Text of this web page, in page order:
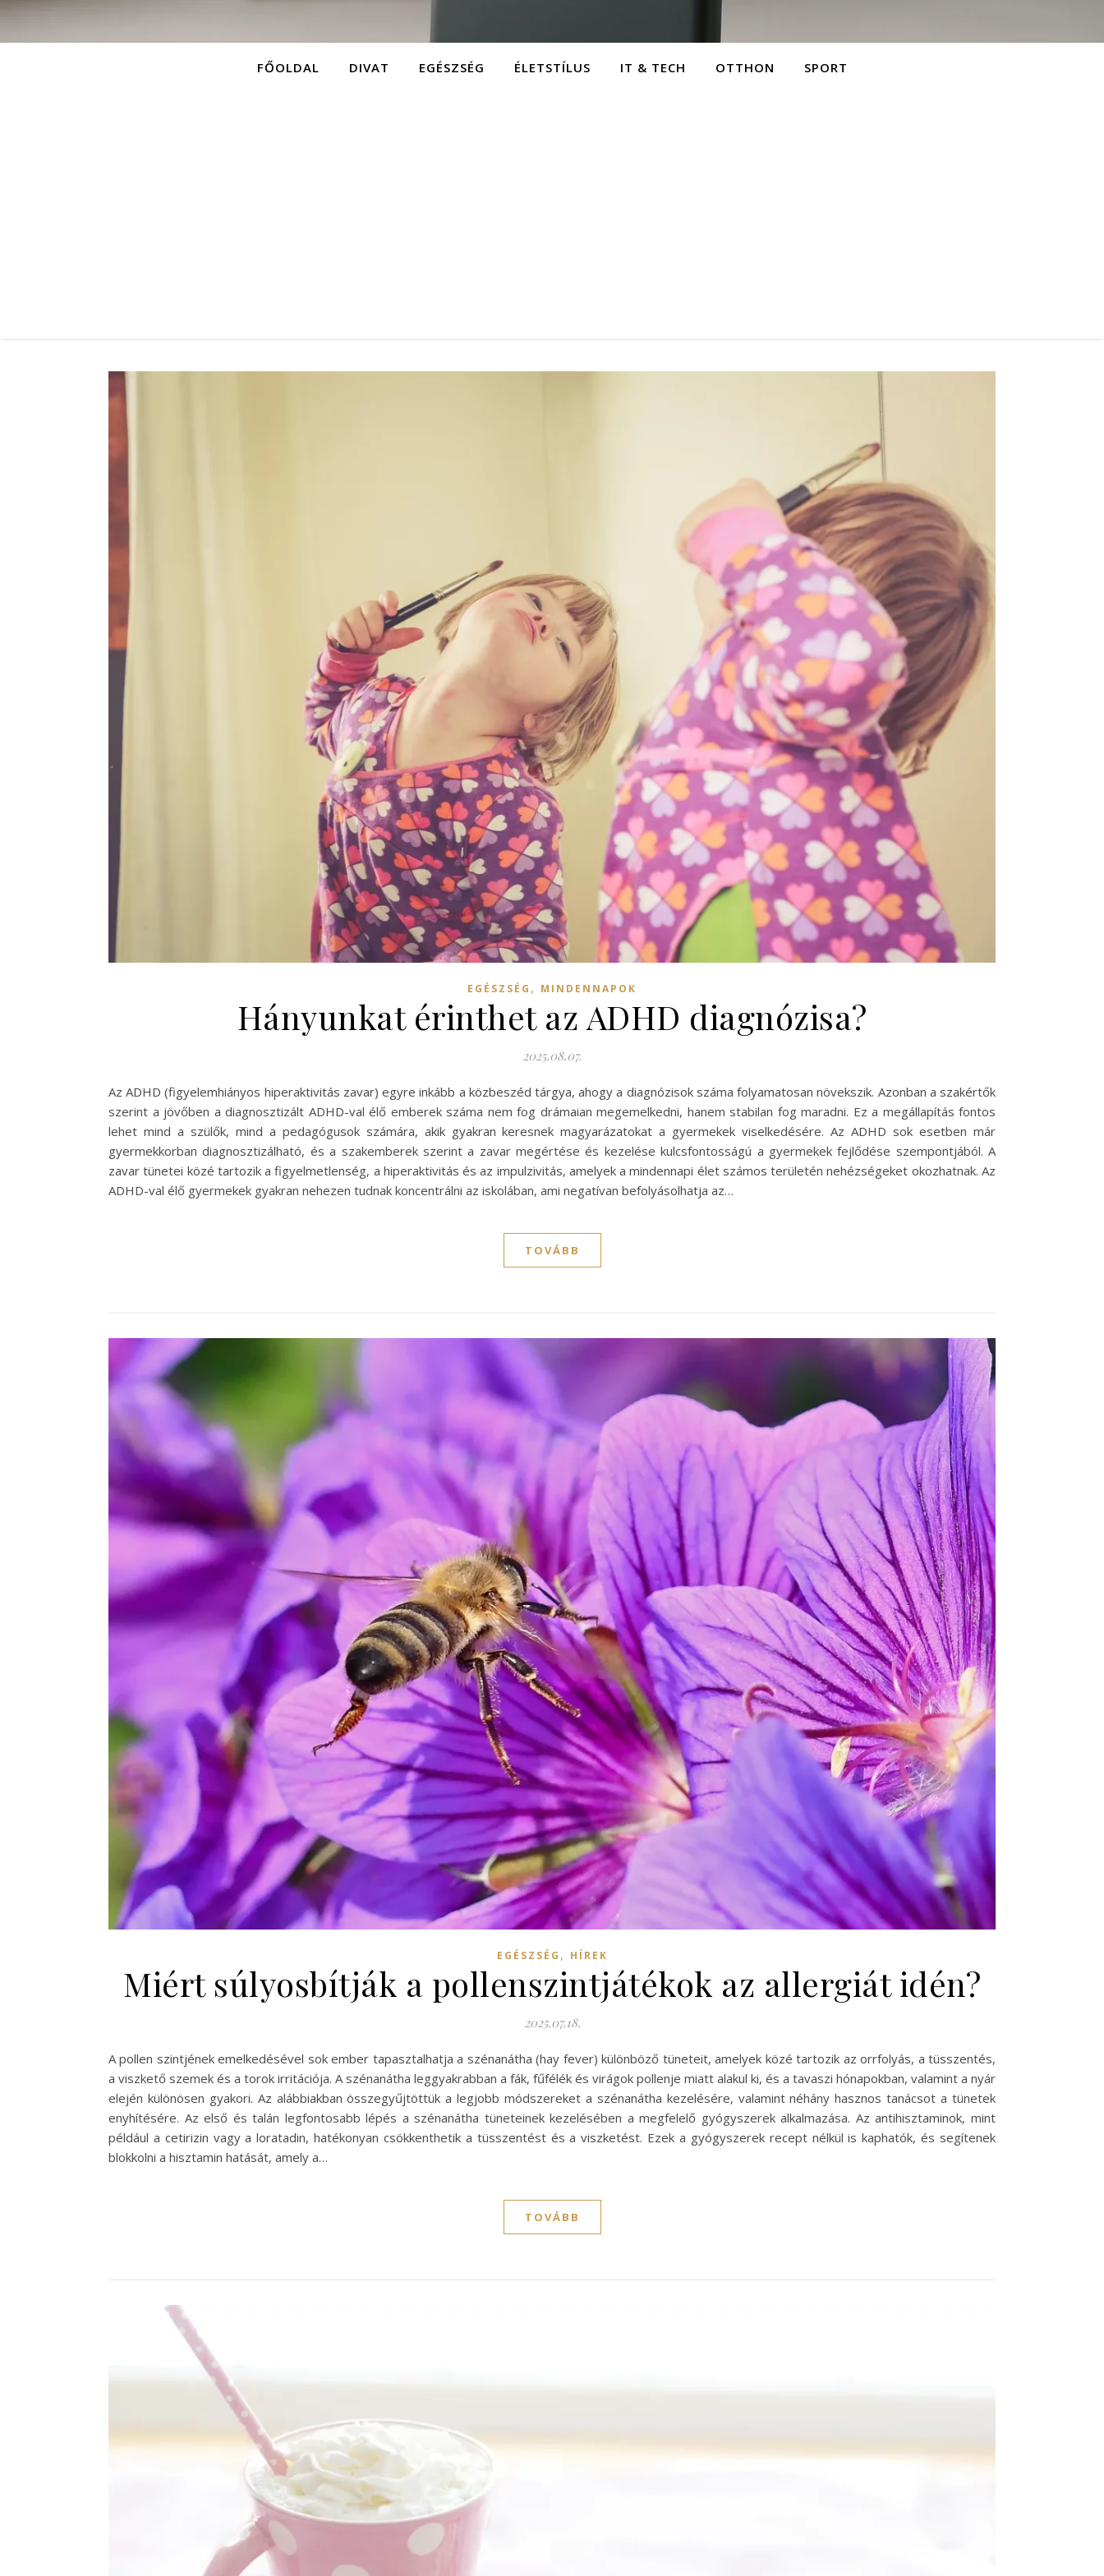
FŐOLDAL DIVAT EGÉSZSÉG ÉLETSTÍLUS IT & TECH OTTHON SPORT
EGÉSZSÉG , MINDENNAPOK
Hányunkat érinthet az ADHD diagnózisa?
2025.08.07.
Az ADHD (figyelemhiányos hiperaktivitás zavar) egyre inkább a közbeszéd tárgya, ahogy a diagnózisok száma folyamatosan növekszik. Azonban a szakértők
szerint a jövőben a diagnosztizált ADHD-val élő emberek száma nem fog drámaian megemelkedni, hanem stabilan fog maradni. Ez a megállapítás fontos
lehet mind a szülők, mind a pedagógusok számára, akik gyakran keresnek magyarázatokat a gyermekek viselkedésére. Az ADHD sok esetben már
gyermekkorban diagnosztizálható, és a szakemberek szerint a zavar megértése és kezelése kulcsfontosságú a gyermekek fejlődése szempontjából. A
zavar tünetei közé tartozik a figyelmetlenség, a hiperaktivitás és az impulzivitás, amelyek a mindennapi élet számos területén nehézségeket okozhatnak. Az
ADHD-val élő gyermekek gyakran nehezen tudnak koncentrálni az iskolában, ami negatívan befolyásolhatja az…
TOVÁBB
EGÉSZSÉG , HÍREK
Miért súlyosbítják a pollenszintjátékok az allergiát idén?
2025.07.18.
A pollen szintjének emelkedésével sok ember tapasztalhatja a szénanátha (hay fever) különböző tüneteit, amelyek közé tartozik az orrfolyás, a tüsszentés,
a viszkető szemek és a torok irritációja. A szénanátha leggyakrabban a fák, fűfélék és virágok pollenje miatt alakul ki, és a tavaszi hónapokban, valamint a nyár
elején különösen gyakori. Az alábbiakban összegyűjtöttük a legjobb módszereket a szénanátha kezelésére, valamint néhány hasznos tanácsot a tünetek
enyhítésére. Az első és talán legfontosabb lépés a szénanátha tüneteinek kezelésében a megfelelő gyógyszerek alkalmazása. Az antihisztaminok, mint
például a cetirizin vagy a loratadin, hatékonyan csökkenthetik a tüsszentést és a viszketést. Ezek a gyógyszerek recept nélkül is kaphatók, és segítenek
blokkolni a hisztamin hatását, amely a…
TOVÁBB